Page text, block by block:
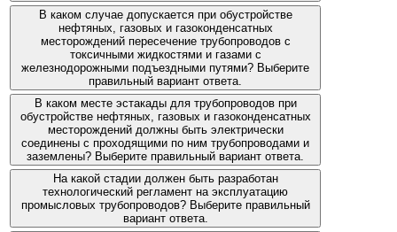
В каком случае допускается при обустройстве
нефтяных, газовых и газоконденсатных
месторождений пересечение трубопроводов с
токсичными жидкостями и газами с
железнодорожными подъездными путями? Выберите
правильный вариант ответа.
В каком месте эстакады для трубопроводов при
обустройстве нефтяных, газовых и газоконденсатных
месторождений должны быть электрически
соединены с проходящими по ним трубопроводами и
заземлены? Выберите правильный вариант ответа.
На какой стадии должен быть разработан
технологический регламент на эксплуатацию
промысловых трубопроводов? Выберите правильный
вариант ответа.